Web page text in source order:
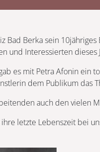
Bad Berka sein
und Interessierten dieses
es mit Petra Afonin ein
dem Publikum das
auch den vielen
letzte Lebenszeit bei